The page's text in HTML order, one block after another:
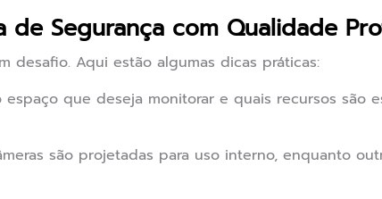
de Segurança com Qualidade
desafio. Aqui estão algumas dicas práticas:
espaço que deseja monitorar e quais recursos são
são projetadas para uso interno, enquanto